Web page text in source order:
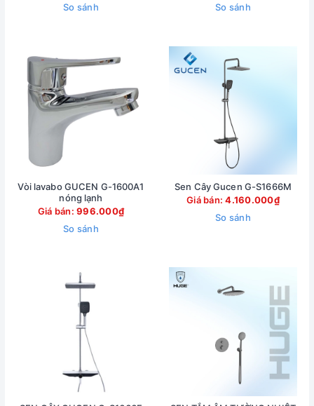
So sánh
So sánh
Vòi lavabo GUCEN G-1600A1
nóng lạnh
Giá bán:996.000₫
So sánh
Sen Cây Gucen G-S1666M
Giá bán:4.160.000₫
So sánh